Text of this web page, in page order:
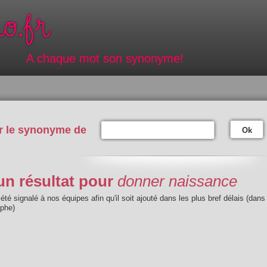
A chaque mot son synonyme!
le synonyme de Ok
résultat pour donner naissance
signalé à nos équipes afin qu'il soit ajouté dans les plus bref délais